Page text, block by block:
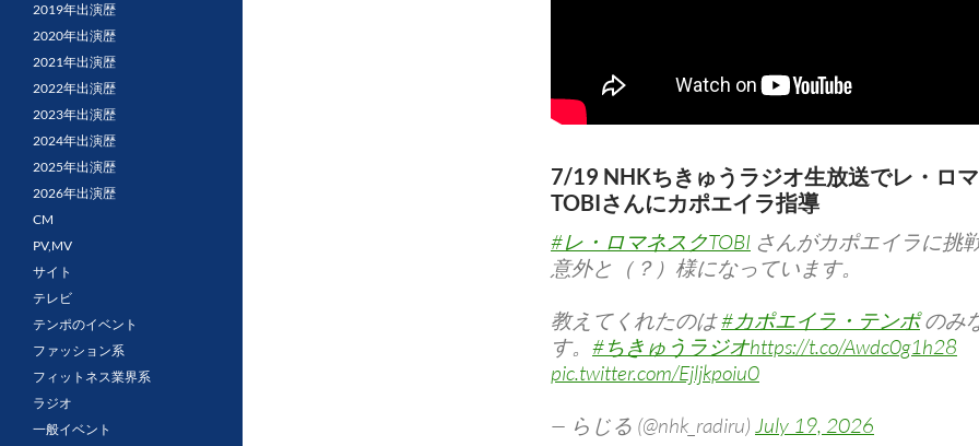
7/19 NHKちきゅうラジオ生放送でレ・ロ
TOBIさんにカポエイラ指導
#レ・ロマネスクTOBI さんがカポエイラに挑
意外と（？）様になっています。
教えてくれたのは#カポエイラ・テンポのみ
す。 #ちきゅうラジオhttps://t.co/Awdc0g1h28
pic.twitter.com/Ejljkpoiu0
— らじる (@nhk_radiru) July 19, 2026
2019年出演歴
2020年出演歴
2021年出演歴
2022年出演歴
2023年出演歴
2024年出演歴
2025年出演歴
2026年出演歴
CM
PV,MV
サイト
テレビ
テンポのイベント
ファッション系
フィットネス業界系
ラジオ
一般イベント